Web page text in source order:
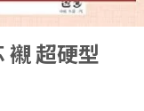
超硬型